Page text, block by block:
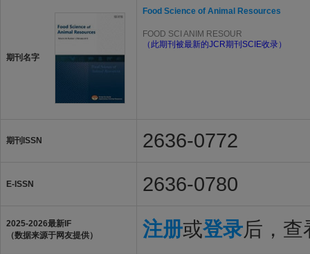
期刊名字
Food Science of Animal Resources
FOOD SCI ANIM RESOUR
（此期刊被最新的JCR期刊SCIE收录）
期刊ISSN 2636-0772
E-ISSN 2636-0780
2025-2026最新IF
（数据来源于网友提供）
注册或登录后，查